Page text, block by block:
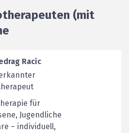
(mit
Racic
für
Jugendliche
– individuell,